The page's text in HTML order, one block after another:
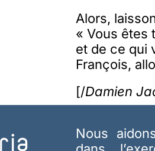
Alors,
« Vous êtes
et de ce qui
François,
[/Damien
Nous